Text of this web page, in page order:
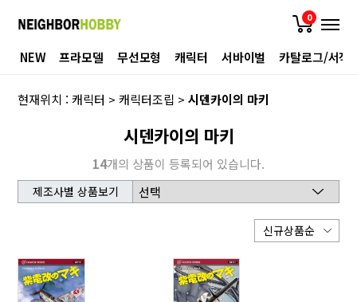
0
NEW 프라모델 무선모형 캐릭터 서바이벌 카탈로그/서적
현재위치 :캐릭터 >캐릭터조립 >시덴카이의 마키
시덴카이의 마키
14개의 상품이 등록되어 있습니다.
제조사별 상품보기